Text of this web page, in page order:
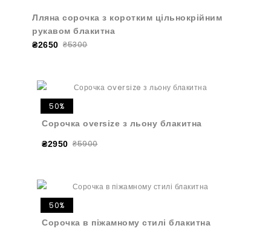
Лляна сорочка з коротким цільнокрійним
рукавом блакитна
₴2650 ₴5300
50%
Сорочка oversize з льону блакитна
₴2950 ₴5900
50%
Сорочка в піжамному стилі блакитна